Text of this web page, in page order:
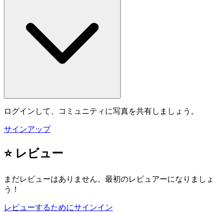
ログインして、コミュニティに写真を共有しましょう。
サインアップ
⭐ レビュー
まだレビューはありません。最初のレビュアーになりましょ
う！
レビューするためにサインイン